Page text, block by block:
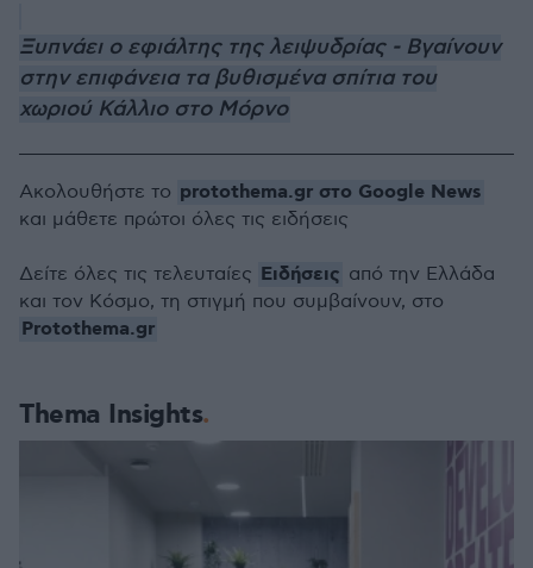
Ξυπνάει ο εφιάλτης της λειψυδρίας - Βγαίνουν
στην επιφάνεια τα βυθισμένα σπίτια του
χωριού Κάλλιο στο Μόρνο
Thema Insights
Ακολουθήστε το protothema.gr στο Google News
και μάθετε πρώτοι όλες τις ειδήσεις
Δείτε όλες τις τελευταίες Ειδήσεις από την Ελλάδα
και τον Κόσμο, τη στιγμή που συμβαίνουν, στο
Protothema.gr